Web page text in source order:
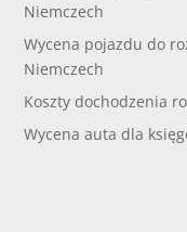
Niemczech
Wycena pojazdu do
Niemczech
Koszty dochodzenia
Wycena auta dla